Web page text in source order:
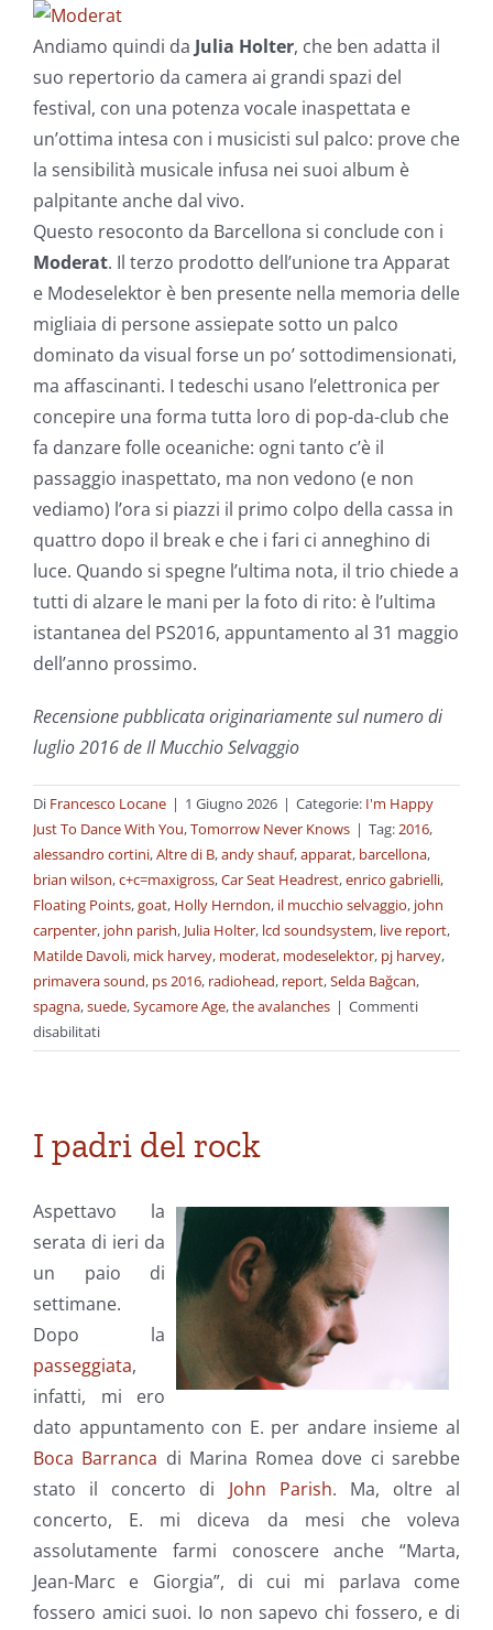
Andiamo quindi da Julia Holter, che ben adatta il
suo repertorio da camera ai grandi spazi del
festival, con una potenza vocale inaspettata e
un’ottima intesa con i musicisti sul palco: prove che
la sensibilità musicale infusa nei suoi album è
palpitante anche dal vivo.
Questo resoconto da Barcellona si conclude con i
Moderat. Il terzo prodotto dell’unione tra Apparat
e Modeselektor è ben presente nella memoria delle
migliaia di persone assiepate sotto un palco
dominato da visual forse un po’ sottodimensionati,
ma affascinanti. I tedeschi usano l’elettronica per
concepire una forma tutta loro di pop-da-club che
fa danzare folle oceaniche: ogni tanto c’è il
passaggio inaspettato, ma non vedono (e non
vediamo) l’ora si piazzi il primo colpo della cassa in
quattro dopo il break e che i fari ci anneghino di
luce. Quando si spegne l’ultima nota, il trio chiede a
tutti di alzare le mani per la foto di rito: è l’ultima
istantanea del PS2016, appuntamento al 31 maggio
dell’anno prossimo.
Recensione pubblicata originariamente sul numero di
luglio 2016 de Il Mucchio Selvaggio
Di Francesco Locane | 1 Giugno 2026 | Categorie: I'm Happy
Just To Dance With You,Tomorrow Never Knows | Tag:2016,
alessandro cortini,Altre di B,andy shauf,apparat, barcellona,
brian wilson,c+c=maxigross,Car Seat Headrest,enrico gabrielli,
Floating Points,goat, Holly Herndon, il mucchio selvaggio, john
carpenter, john parish, Julia Holter, lcd soundsystem, live report,
Matilde Davoli, mick harvey, moderat, modeselektor, pj harvey,
primavera sound, ps 2016, radiohead, report,Selda Bağcan,
spagna,suede,Sycamore Age,the avalanches | Commenti
disabilitatisu
Dagli
Sound
2016
Il
report
I padri del rock
Aspettavo la
serata di ieri da
un paio di
settimane.
Dopo la
passeggiata,
infatti, mi ero
dato appuntamento con E. per andare insieme al
Boca Barranca di Marina Romea dove ci sarebbe
stato il concerto di John Parish. Ma, oltre al
concerto, E. mi diceva da mesi che voleva
assolutamente farmi conoscere anche “Marta,
Jean-Marc e Giorgia”, di cui mi parlava come
fossero amici suoi. Io non sapevo chi fossero, e di